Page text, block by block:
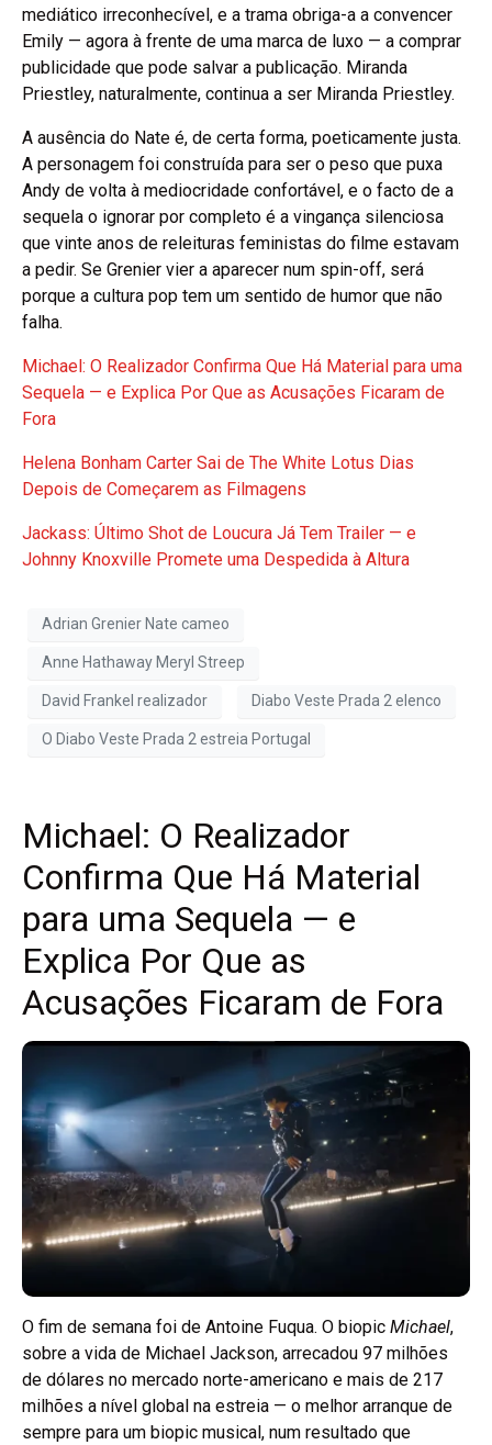
mediático irreconhecível, e a trama obriga-a a convencer
Emily — agora à frente de uma marca de luxo — a comprar
publicidade que pode salvar a publicação. Miranda
Priestley, naturalmente, continua a ser Miranda Priestley.
A ausência do Nate é, de certa forma, poeticamente justa.
A personagem foi construída para ser o peso que puxa
Andy de volta à mediocridade confortável, e o facto de a
sequela o ignorar por completo é a vingança silenciosa
que vinte anos de releituras feministas do filme estavam
a pedir. Se Grenier vier a aparecer num spin-off, será
porque a cultura pop tem um sentido de humor que não
falha.
Michael: O Realizador Confirma Que Há Material para uma
Sequela — e Explica Por Que as Acusações Ficaram de
Fora
Helena Bonham Carter Sai de The White Lotus Dias
Depois de Começarem as Filmagens
Jackass: Último Shot de Loucura Já Tem Trailer — e
Johnny Knoxville Promete uma Despedida à Altura
Adrian Grenier Nate cameo
Anne Hathaway Meryl Streep
David Frankel realizador Diabo Veste Prada 2 elenco
O Diabo Veste Prada 2 estreia Portugal
Michael: O Realizador
Confirma Que Há Material
para uma Sequela — e
Explica Por Que as
Acusações Ficaram de Fora
O fim de semana foi de Antoine Fuqua. O biopic Michael,
sobre a vida de Michael Jackson, arrecadou 97 milhões
de dólares no mercado norte-americano e mais de 217
milhões a nível global na estreia — o melhor arranque de
sempre para um biopic musical, num resultado que